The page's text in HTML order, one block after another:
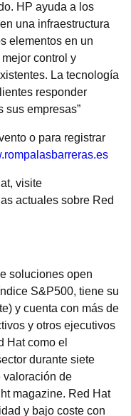
HP ayuda a los
una infraestructura
elementos en un
control y
La tecnología
responder
sus empresas”
o para registrar
visite
actuales sobre Red
soluciones open
S&P500, tiene su
y cuenta con más de
y otros ejecutivos
Hat como el
durante siete
valoración de
magazine. Red Hat
y bajo coste con